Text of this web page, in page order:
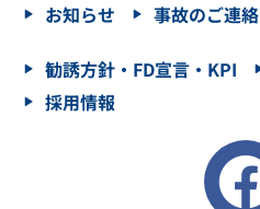
お知らせ 事故のご連絡
勧誘方針・FD宣言・KPI
採用情報